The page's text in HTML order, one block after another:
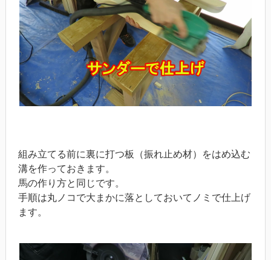
組み立てる前に裏に打つ板（振れ止め材）をはめ込む
溝を作っておきます。
馬の作り方と同じです。
手順は丸ノコで大まかに落としておいてノミで仕上げ
ます。